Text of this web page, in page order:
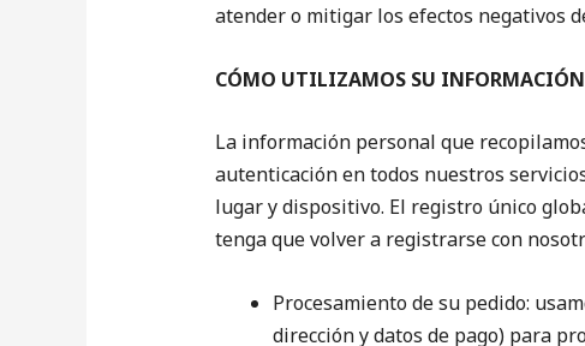
atender o mitigar los efectos negativos
CÓMO UTILIZAMOS SU INFORMACIÓN
La información personal que
autenticación en todos nuestros
lugar y dispositivo. El registro único
tenga que volver a registrarse con
Procesamiento de su pedido:
dirección y datos de pago) para